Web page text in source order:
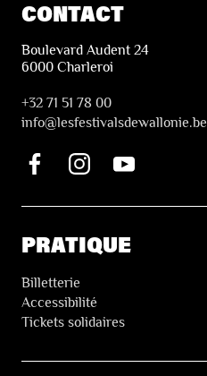
CONTACT
Boulevard Audent 24
6000 Charleroi
+32 71 51 78 00
info@lesfestivalsdewallonie.be
PRATIQUE
Billetterie
Accessibilité
Tickets solidaires